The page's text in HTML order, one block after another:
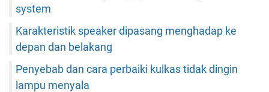
system
Karakteristik speaker dipasang menghadap ke
depan dan belakang
Penyebab dan cara perbaiki kulkas tidak dingin
lampu menyala